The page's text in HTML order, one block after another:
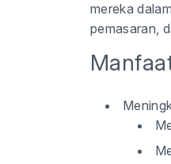
mereka
pemasaran,